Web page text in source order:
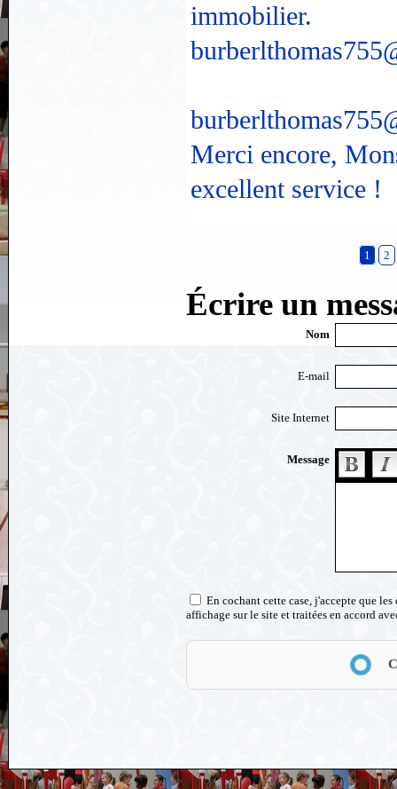
immobilier.
Merci encore,
excellent service !
1 2
Écrire un
Nom
E-mail
Site Internet
Message
En cochant cette case, j'accepte que
affichage sur le site et traitées en accord